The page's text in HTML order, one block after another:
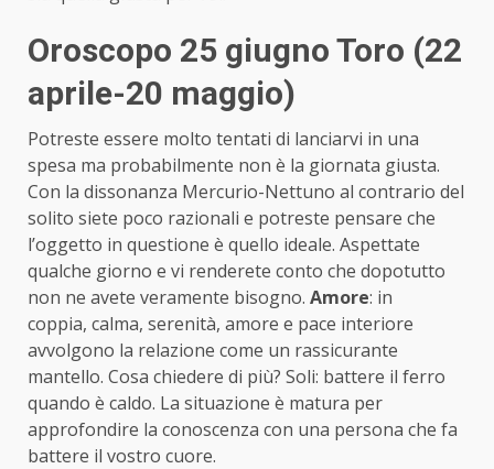
Oroscopo 25 giugno Toro (22
aprile-20 maggio)
Potreste essere molto tentati di lanciarvi in una
spesa ma probabilmente non è la giornata giusta.
Con la dissonanza Mercurio-Nettuno al contrario del
solito siete poco razionali e potreste pensare che
l’oggetto in questione è quello ideale. Aspettate
qualche giorno e vi renderete conto che dopotutto
non ne avete veramente bisogno. Amore: in
coppia, calma, serenità, amore e pace interiore
avvolgono la relazione come un rassicurante
mantello. Cosa chiedere di più? Soli: battere il ferro
quando è caldo. La situazione è matura per
approfondire la conoscenza con una persona che fa
battere il vostro cuore.